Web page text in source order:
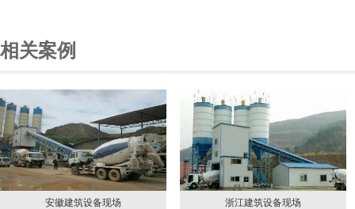
相关案例
安徽建筑设备现场 浙江建筑设备现场